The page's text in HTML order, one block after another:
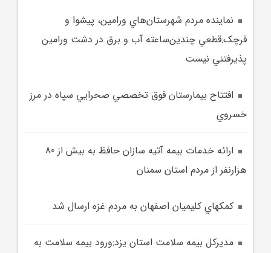
نماينده مردم شهرستان‌هاي ورامين، پيشوا و
قرچک:قطعي چندين‌ساعته آب و برق در دشت ورامين
پذيرفتني نيست
افتتاح بيمارستان فوق‌ تخصصي صحرايي سپاه در مرز
خسروي
ارائه خدمات بيمه آتيه سازان حافظ به بيش از 80
هزارنفر از مردم استان سمنان
کمکهاي کليميان اصفهان به مردم غزه ارسال شد
مديرکل بيمه سلامت استان يزد:ورود بيمه سلامت به